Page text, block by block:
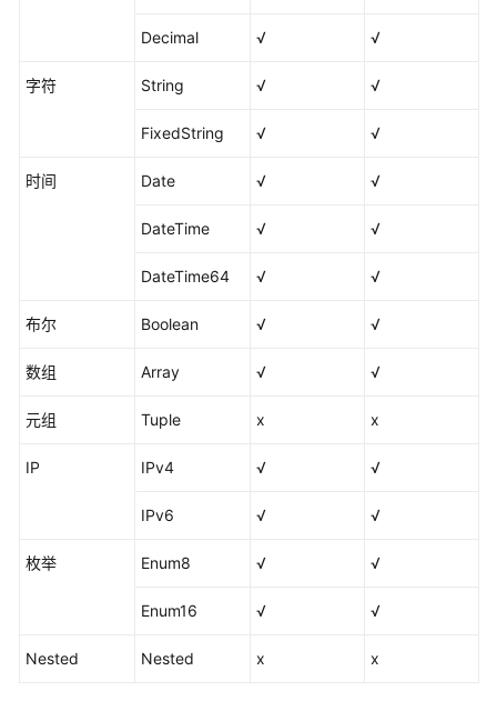
Decimal √ √
字符 String √ √
FixedString √ √
时间 Date √ √
DateTime √ √
DateTime64 √ √
布尔 Boolean √ √
数组 Array √ √
元组 Tuple x x
IP IPv4 √ √
IPv6 √ √
枚举 Enum8 √ √
Enum16 √ √
Nested Nested x x